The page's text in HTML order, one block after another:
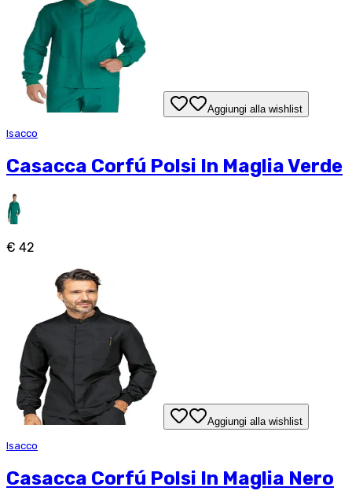
Aggiungi alla wishlist
Isacco
Casacca Corfú Polsi In Maglia Verde
€ 42
Aggiungi alla wishlist
Isacco
Casacca Corfú Polsi In Maglia Nero